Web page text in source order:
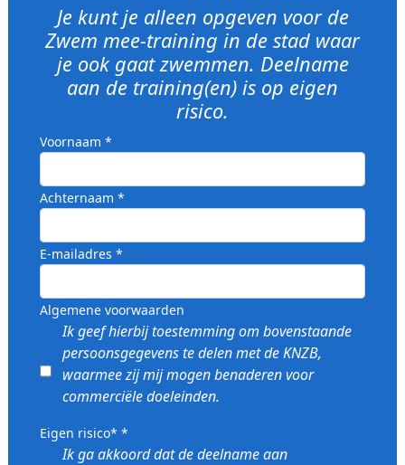
Je kunt je alleen opgeven voor de
Zwem mee-training in de stad waar
je ook gaat zwemmen. Deelname
aan de training(en) is op eigen
risico.
Voornaam *
Achternaam *
E-mailadres *
Algemene voorwaarden
Ik geef hierbij toestemming om bovenstaande
persoonsgegevens te delen met de KNZB,
waarmee zij mij mogen benaderen voor
commerciële doeleinden.
Eigen risico* *
Ik ga akkoord dat de deelname aan